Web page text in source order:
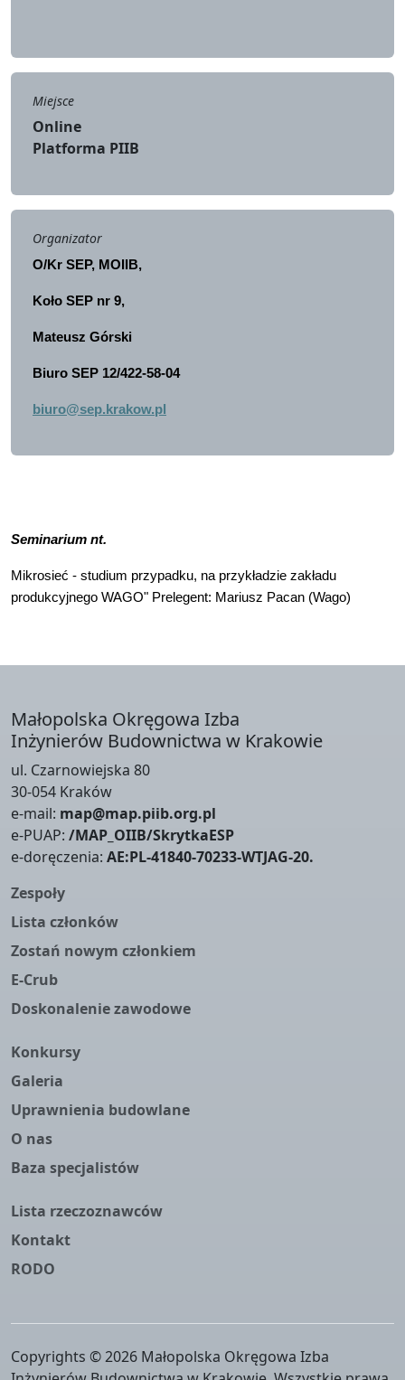
Miejsce
Online
Platforma PIIB
Organizator
O/Kr SEP, MOIIB,
Koło SEP nr 9,
Mateusz Górski
Biuro SEP 12/422-58-04
biuro@sep.krakow.pl
Seminarium nt.
Mikrosieć - studium przypadku, na przykładzie zakładu
produkcyjnego WAGO" Prelegent: Mariusz Pacan (Wago)
Małopolska Okręgowa Izba
Inżynierów Budownictwa w Krakowie
ul. Czarnowiejska 80
30-054 Kraków
e-mail: map@map.piib.org.pl
e-PUAP: /MAP_OIIB/SkrytkaESP
e-doręczenia: AE:PL-41840-70233-WTJAG-20.
Zespoły
Lista członków
Zostań nowym członkiem
E-Crub
Doskonalenie zawodowe
Konkursy
Galeria
Uprawnienia budowlane
O nas
Baza specjalistów
Lista rzeczoznawców
Kontakt
RODO
Copyrights © 2026 Małopolska Okręgowa Izba